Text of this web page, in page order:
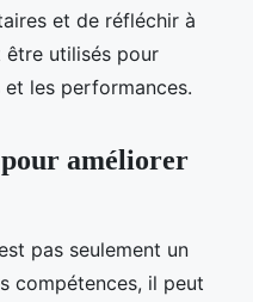
et de réfléchir à
être utilisés pour
les performances.
améliorer
pas seulement un
compétences, il peut